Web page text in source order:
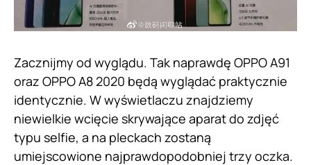
Zacznijmy od wyglądu. Tak naprawdę OPPO A91
oraz OPPO A8 2020 będą wyglądać praktycznie
identycznie. W wyświetlaczu znajdziemy
niewielkie wcięcie skrywające aparat do zdjęć
typu selfie, a na pleckach zostaną
umiejscowione najprawdopodobniej trzy oczka.